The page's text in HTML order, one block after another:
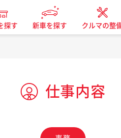
探す 新車を探す クルマの整
仕事内容